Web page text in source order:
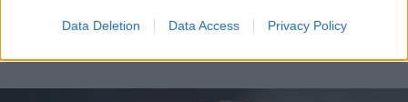
Data Deletion Data Access Privacy Policy